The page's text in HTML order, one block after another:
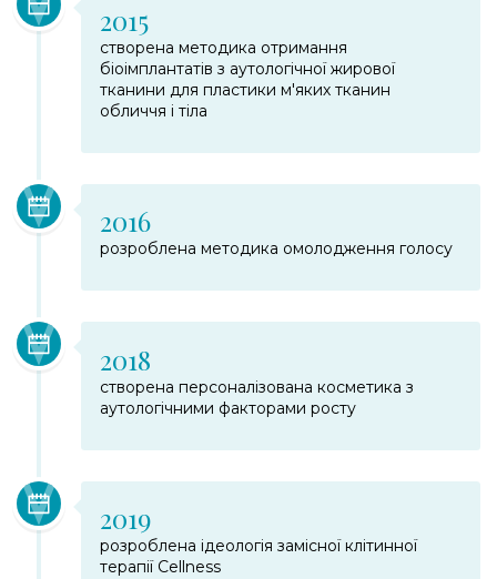
створена методика отримання
біоімплантатів з аутологічної жирової
тканини для пластики м'яких тканин
обличчя і тіла
2015
розроблена методика омолодження голосу
2016
створена персоналізована косметика з
аутологічними факторами росту
2018
розроблена ідеологія замісної клітинної
терапії Cellness
2019